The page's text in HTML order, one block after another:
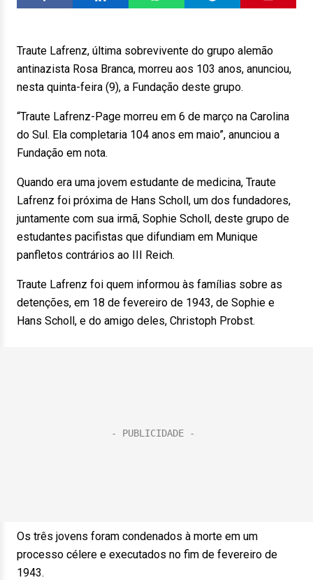
Traute Lafrenz, última sobrevivente do grupo alemão
antinazista Rosa Branca, morreu aos 103 anos, anunciou,
nesta quinta-feira (9), a Fundação deste grupo.
“Traute Lafrenz-Page morreu em 6 de março na Carolina
do Sul. Ela completaria 104 anos em maio”, anunciou a
Fundação em nota.
Quando era uma jovem estudante de medicina, Traute
Lafrenz foi próxima de Hans Scholl, um dos fundadores,
juntamente com sua irmã, Sophie Scholl, deste grupo de
estudantes pacifistas que difundiam em Munique
panfletos contrários ao III Reich.
Traute Lafrenz foi quem informou às famílias sobre as
detenções, em 18 de fevereiro de 1943, de Sophie e
Hans Scholl, e do amigo deles, Christoph Probst.
Os três jovens foram condenados à morte em um
processo célere e executados no fim de fevereiro de
1943.